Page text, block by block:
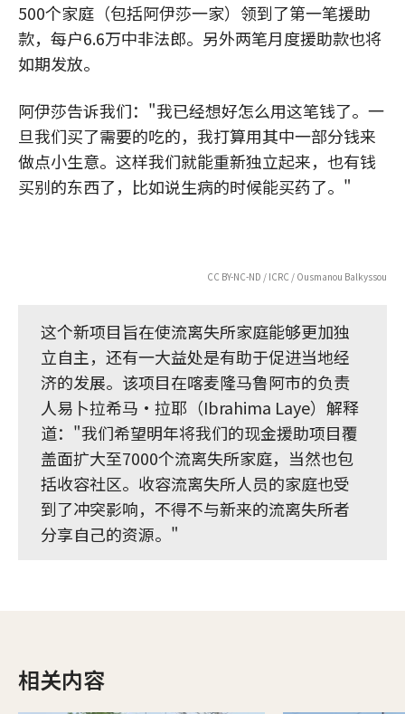
500个家庭（包括阿伊莎一家）领到了第一笔援助
款，每户6.6万中非法郎。另外两笔月度援助款也将
如期发放。
阿伊莎告诉我们："我已经想好怎么用这笔钱了。一
旦我们买了需要的吃的，我打算用其中一部分钱来
做点小生意。这样我们就能重新独立起来，也有钱
买别的东西了，比如说生病的时候能买药了。"
CC BY-NC-ND / ICRC / Ousmanou Balkyssou
这个新项目旨在使流离失所家庭能够更加独
立自主，还有一大益处是有助于促进当地经
济的发展。该项目在喀麦隆马鲁阿市的负责
人易卜拉希马•拉耶（Ibrahima Laye）解释
道："我们希望明年将我们的现金援助项目覆
盖面扩大至7000个流离失所家庭，当然也包
括收容社区。收容流离失所人员的家庭也受
到了冲突影响，不得不与新来的流离失所者
分享自己的资源。"
相关内容